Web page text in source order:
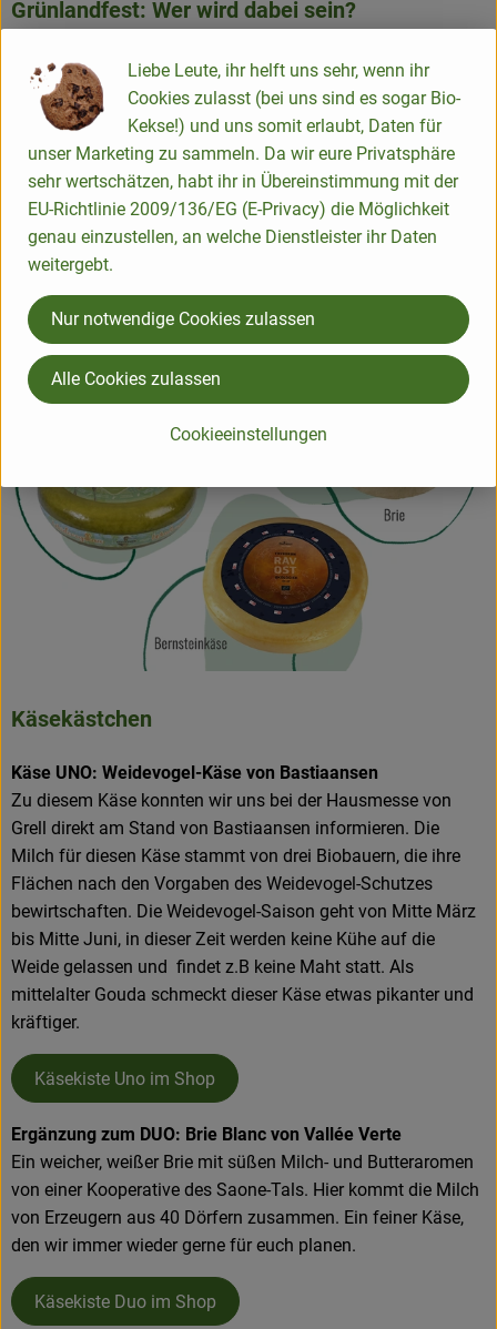
Grünlandfest: Wer wird dabei sein?
Zu unserem Grünlandfest am 1. Juni 2024 (10 bis 17 Uhr)
stehen schon der größte Teil der Aussteller, bei denen ihr
probieren und stöbern könnt, fest. Wer mag, schaut mal in
die Übersicht.
Infos zum Grünlandfest
Käsekästchen
Käse UNO: Weidevogel-Käse von Bastiaansen
Zu diesem Käse konnten wir uns bei der Hausmesse von
Grell direkt am Stand von Bastiaansen informieren. Die
Milch für diesen Käse stammt von drei Biobauern, die ihre
Flächen nach den Vorgaben des Weidevogel-Schutzes
bewirtschaften. Die Weidevogel-Saison geht von Mitte März
bis Mitte Juni, in dieser Zeit werden keine Kühe auf die
Weide gelassen und findet z.B keine Maht statt. Als
mittelalter Gouda schmeckt dieser Käse etwas pikanter und
kräftiger.
Käsekiste Uno im Shop
Ergänzung zum DUO: Brie Blanc von Vallée Verte
Ein weicher, weißer Brie mit süßen Milch- und Butteraromen
von einer Kooperative des Saone-Tals. Hier kommt die Milch
von Erzeugern aus 40 Dörfern zusammen. Ein feiner Käse,
den wir immer wieder gerne für euch planen.
Käsekiste Duo im Shop
Liebe Leute, ihr helft uns sehr, wenn ihr
Cookies zulasst (bei uns sind es sogar Bio-
Kekse!) und uns somit erlaubt, Daten für
unser Marketing zu sammeln. Da wir eure Privatsphäre
sehr wertschätzen, habt ihr in Übereinstimmung mit der
EU-Richtlinie 2009/136/EG (E-Privacy) die Möglichkeit
genau einzustellen, an welche Dienstleister ihr Daten
weitergebt.
Cookieeinstellungen
Nur notwendige Cookies zulassen
Alle Cookies zulassen